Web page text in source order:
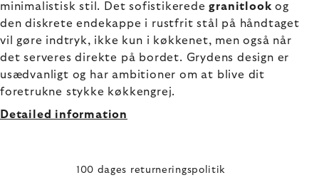
minimalistisk stil. Det sofistikeredegranitlook og
den diskrete endekappe i rustfrit stål på håndtaget
vil gøre indtryk, ikke kun i køkkenet, men også når
det serveres direkte på bordet. Grydens design er
usædvanligt og har ambitioner om at blive dit
foretrukne stykke køkkengrej.
Detailed information
100 dages returneringspolitik